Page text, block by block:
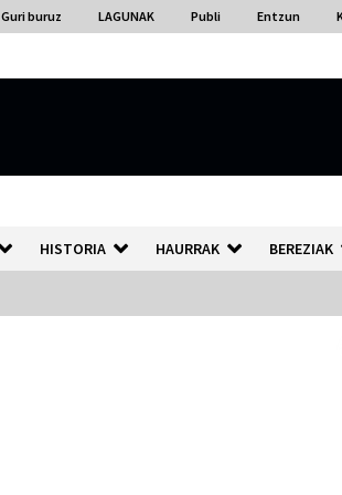
Guri buruz LAGUNAK Publi Entzun
HISTORIA HAURRAK BEREZIAK